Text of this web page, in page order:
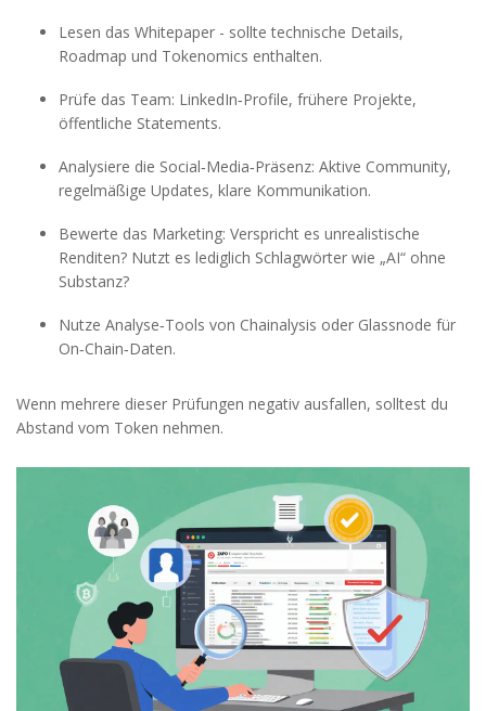
Lesen das Whitepaper - sollte technische Details,
Roadmap und Tokenomics enthalten.
Prüfe das Team: LinkedIn‑Profile, frühere Projekte,
öffentliche Statements.
Analysiere die Social‑Media‑Präsenz: Aktive Community,
regelmäßige Updates, klare Kommunikation.
Bewerte das Marketing: Verspricht es unrealistische
Renditen? Nutzt es lediglich Schlagwörter wie „AI“ ohne
Substanz?
Nutze Analyse‑Tools von Chainalysis oder Glassnode für
On‑Chain‑Daten.
Wenn mehrere dieser Prüfungen negativ ausfallen, solltest du
Abstand vom Token nehmen.